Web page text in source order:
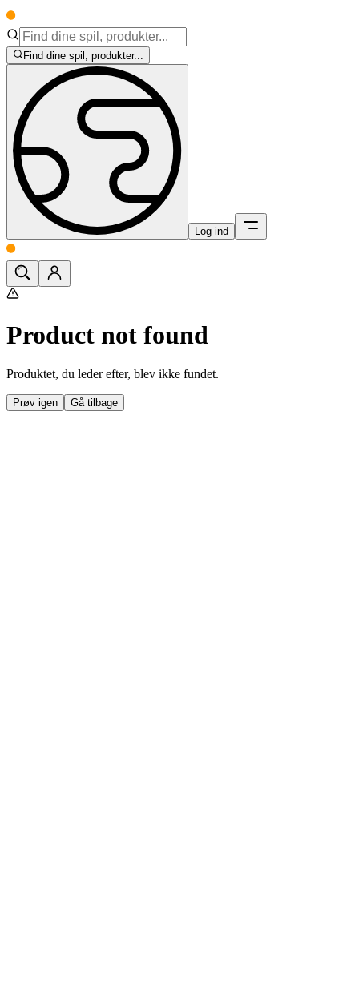
Find dine spil, produkter...
Log ind
Product not found
Produktet, du leder efter, blev ikke fundet.
Prøv igen Gå tilbage